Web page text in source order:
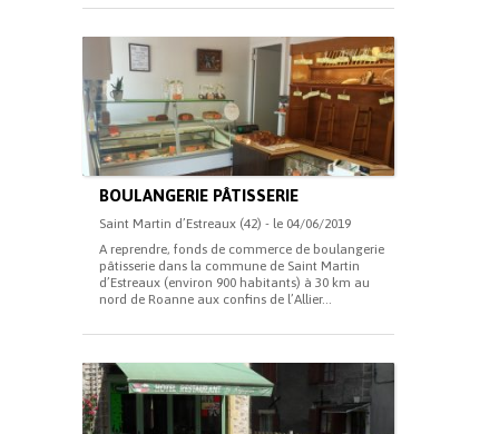
BOULANGERIE PÂTISSERIE
Saint Martin d’Estreaux (42) - le 04/06/2019
A reprendre, fonds de commerce de boulangerie
pâtisserie dans la commune de Saint Martin
d’Estreaux (environ 900 habitants) à 30 km au
nord de Roanne aux confins de l’Allier...